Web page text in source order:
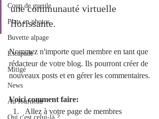
Coup de gueule
Plats en photos
Buvette alpage
Escapade
Mitigé
News
Au fourneau
Qui c'est celui-là ?
une communauté virtuelle
florissante.
Nommez n'importe quel membre en tant que
rédacteur de votre blog. Ils pourront créer de
nouveaux posts et en gérer les commentaires.
Voici comment faire:
Allez à votre page de membres